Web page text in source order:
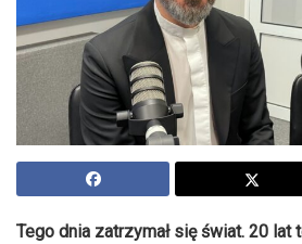
Tego dnia zatrzymał się świat. 20 lat